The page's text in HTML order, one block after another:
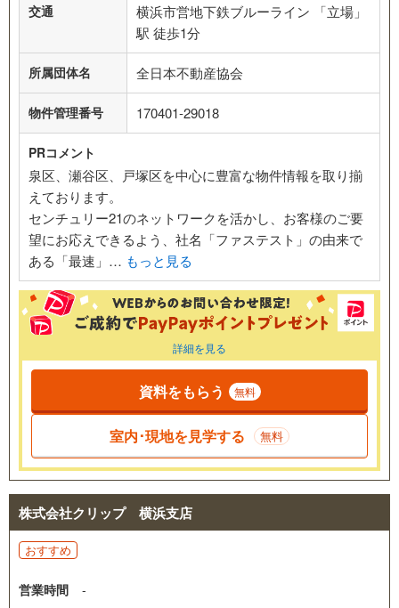
交通
横浜市営地下鉄ブルーライン 「立場」
駅 徒歩1分
所属団体名 全日本不動産協会
物件管理番号 170401-29018
PRコメント
泉区、瀬谷区、戸塚区を中心に豊富な物件情報を取り揃
えております。
センチュリー21のネットワークを活かし、お客様のご要
望にお応えできるよう、社名「ファステスト」の由来で
ある「最速」… もっと見る
詳細を見る
資料をもらう 無料
室内･現地を見学する 無料
株式会社クリップ 横浜支店
おすすめ
営業時間
-